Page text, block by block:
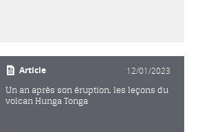
Article 12/01/2023
Un an après son éruption, les leçons du
volcan Hunga Tonga